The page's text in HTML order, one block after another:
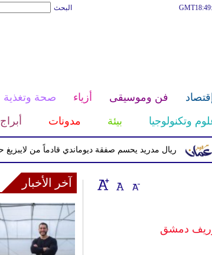
البحث
إقتصاد فن وموسيقى أزياء صحة وتغذية
وتكنولوجيا بيئة مدونات أبراج
ريال مدريد يحسم صفقة ديوماندي قادماً من لايبزيغ حتى 2033
آخر الأخبار